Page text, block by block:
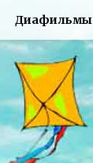
Диафильмы